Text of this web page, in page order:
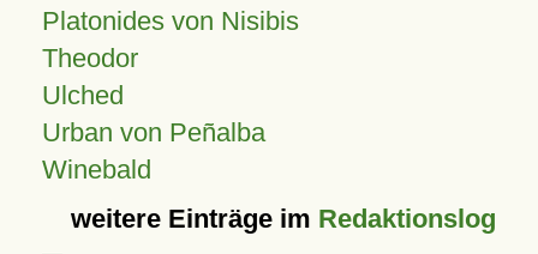
Platonides von Nisibis
Theodor
Ulched
Urban von Peñalba
Winebald
weitere Einträge im Redaktionslog